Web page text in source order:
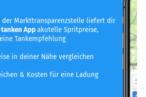
Markttransparenzstelle liefert dir
Appakutelle Spritpreise,
Tankempfehlung
in deiner Nähe vergleichen
& Kosten für eine Ladung